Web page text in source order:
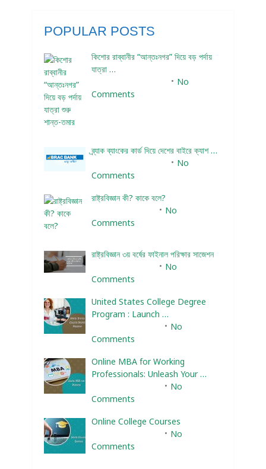
POPULAR POSTS
কিশোর রাব্বানীর “আন্তঃনগর” দিয়ে বড় পর্দায়
যাত্রা …
No
Comments
ব্র্যাক ব্যাংকের কার্ড দিয়ে দেশের বাইরে ক্যাশ …
No
Comments
রাষ্ট্রবিজ্ঞান কী? কাকে বলে?
No
Comments
রাষ্ট্রবিজ্ঞান ৩য় বর্ষের ফাইনাল পরিক্ষার সাজেশন
No
Comments
United States College Degree
Program : Launch …
No
Comments
Online MBA for Working
Professionals: Unleash Your …
No
Comments
Online College Courses
No
Comments